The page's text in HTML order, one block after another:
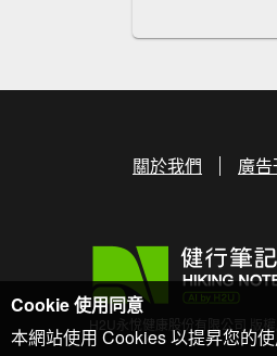
關於我們 廣
H2U永悅健康股份有限公司 版權
Cookie 使用同意
本網站使用 Cookies 以提昇您的